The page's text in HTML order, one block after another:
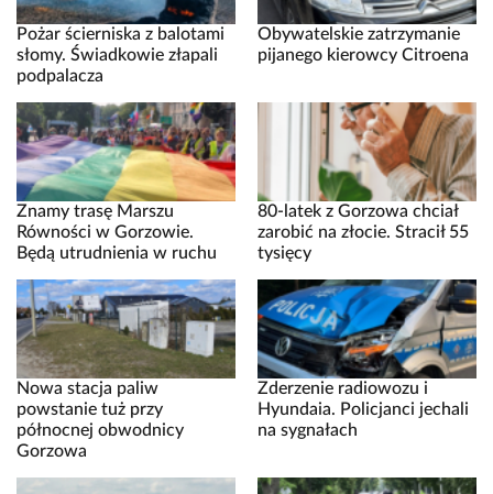
Pożar ścierniska z balotami
słomy. Świadkowie złapali
podpalacza
Obywatelskie zatrzymanie
pijanego kierowcy Citroena
Znamy trasę Marszu
Równości w Gorzowie.
Będą utrudnienia w ruchu
80-latek z Gorzowa chciał
zarobić na złocie. Stracił 55
tysięcy
Nowa stacja paliw
powstanie tuż przy
północnej obwodnicy
Gorzowa
Zderzenie radiowozu i
Hyundaia. Policjanci jechali
na sygnałach